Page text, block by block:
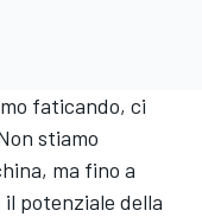
faticando, ci
stiamo
ma fino a
potenziale della